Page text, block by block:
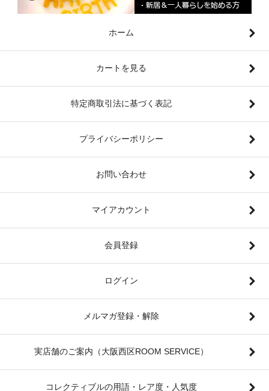
ホーム
カートを見る
特定商取引法に基づく表記
プライバシーポリシー
お問い合わせ
マイアカウント
会員登録
ログイン
メルマガ登録・解除
実店舗のご案内（大阪西区ROOM SERVICE）
コレクティブルの用語・レア度・人気度